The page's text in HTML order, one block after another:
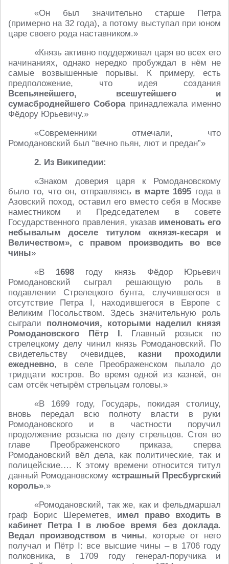
«Он был значительно старше Петра
(примерно на 32 года), а потому выступал при юном
царе своего рода наставником.»
«Князь активно поддерживал царя во всех его
начинаниях, однако нередко пробуждал в нём не
самые возвышенные порывы. К примеру, есть
предположение, что идея создания
Всепьянейшего, всешутейшего и
сумасброднейшего Соборапринадлежала именно
Фёдору Юрьевичу.»
«Современники отмечали, что
Ромодановский был “вечно пьян, лют и предан”»
2. Из Википедии:
«Знаком доверия царя к Ромодановскому
было то, что он, отправляясь в марте 1695 года в
Азовский поход, оставил его вместо себя в Москве
наместником и Председателем в совете
Государственного правления, указав именовать его
небывалым доселе титулом «князя-кесаря и
Величеством», с правом производить во все
чины»
«В 1698 году князь Фёдор Юрьевич
Ромодановский сыграл решающую роль в
подавлении Стрелецкого бунта, случившегося в
отсутствие Петра I, находившегося в Европе с
Великим Посольством. Здесь значительную роль
сыграли полномочия, которыми наделил князя
Ромодановского Пётр I. Главный розыск по
стрелецкому делу чинил князь Ромодановский. По
свидетельству очевидцев, казни проходили
ежедневно, в селе Преображенском пылало до
тридцати костров. Во время одной из казней, он
сам отсёк четырём стрельцам головы.»
«В 1699 году, Государь, покидая столицу,
вновь передал всю полноту власти в руки
Ромодановского и в частности поручил
продолжение розыска по делу стрельцов. Стоя во
главе Преображенского приказа, сперва
Ромодановский вёл дела, как политические, так и
полицейские…. К этому времени относится титул
данный Ромодановскому «страшный Пресбургский
король».»
«Ромодановский, так же, как и фельдмаршал
граф Борис Шереметев, имел право входить в
кабинет Петра I в любое время без доклада.
Ведал производством в чины, которые от него
получал и Пётр I: все высшие чины – в 1706 году
полковника, в 1709 году генерал-поручика и